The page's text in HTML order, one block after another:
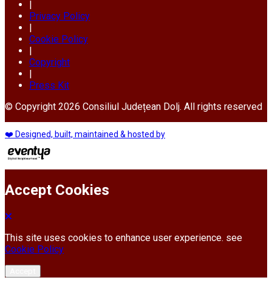
Privacy Policy
Cookie Policy
Copyright
Press Kit
© Copyright 2026 Consiliul Județean Dolj. All rights reserved
❤️ Designed, built, maintained & hosted by
Accept Cookies
This site uses cookies to enhance user experience. see
Cookie Policy